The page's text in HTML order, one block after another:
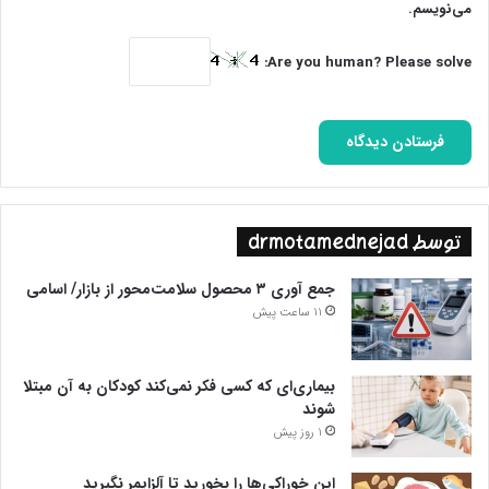
می‌کنند و دم از آزادی مردم ایران می‌زنند که با دشمنان و حامیان
تحریم ایران جلسه می‌گذارند و از تحریم ایران حمایت می‌کنند.
دیدار رضا پهلوی با نتانیاهو
دیدار مسیح علینژاد با مکرون
دیدار نازنین بنیادی با بلینکن و راب مالی
دیدار علی کریمی با رئیس جمهور آلمان
ضدانقلابِ تجزیه طلب
می‌نویسم.
Are you human? Please solve:
توسط drmotamednejad
جمع آوری ۳ محصول سلامت‌محور از بازار/ اسامی
11 ساعت پیش
بیماری‌ای که کسی فکر نمی‌کند کودکان به آن مبتلا
شوند
1 روز پیش
این خوراکی‌ها را بخورید تا آلزایمر نگیرید